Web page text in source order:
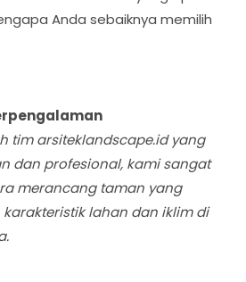
Anda sebaiknya memilih
tim arsiteklandscape.id yang
dan profesional, kami sangat
merancang taman yang
lahan dan iklim di